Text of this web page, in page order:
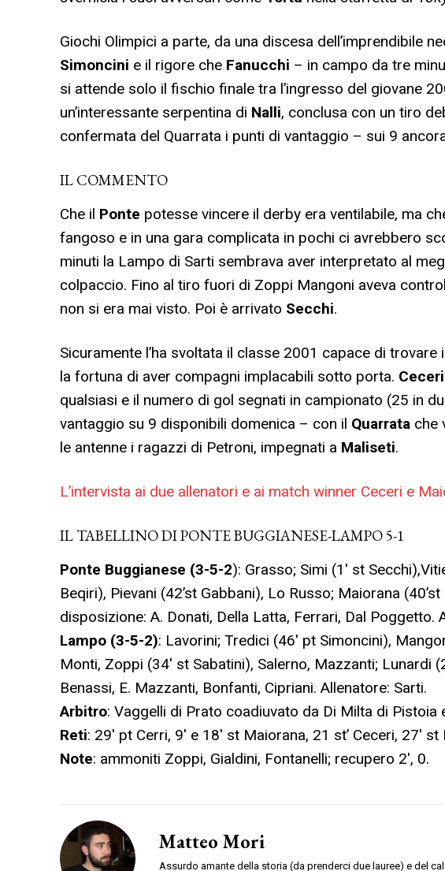
Giochi Olimpici a parte, da una discesa dell’imprendibile
Simoncini e il rigore che Fanucchi – in campo da tre
si attende solo il fischio finale tra l’ingresso del giovane
un’interessante serpentina di Nalli, conclusa con un tiro
confermata del Quarrata i punti di vantaggio – sui 9
IL COMMENTO
Che il Ponte potesse vincere il derby era ventilabile, ma
fangoso e in una gara complicata in pochi ci avrebbero
minuti la Lampo di Sarti sembrava aver interpretato al
colpaccio. Fino al tiro fuori di Zoppi Mangoni aveva
non si era mai visto. Poi è arrivato Secchi.
Sicuramente l’ha svoltata il classe 2001 capace di
la fortuna di aver compagni implacabili sotto porta. Ceceri
qualsiasi e il numero di gol segnati in campionato (25 in
vantaggio su 9 disponibili domenica – con il Quarrata che
le antenne i ragazzi di Petroni, impegnati a Maliseti.
L’intervista ai due allenatori e ai match winner Ceceri e
IL TABELLINO DI PONTE BUGGIANESE-LAMPO 5-1
Ponte Buggianese (3-5-2): Grasso; Simi (1′ st
Beqiri), Pievani (42’st Gabbani), Lo Russo; Maiorana
disposizione: A. Donati, Della Latta, Ferrari, Dal Poggetto.
Lampo (3-5-2): Lavorini; Tredici (46′ pt Simoncini),
Monti, Zoppi (34′ st Sabatini), Salerno, Mazzanti; Lunardi
Benassi, E. Mazzanti, Bonfanti, Cipriani. Allenatore: Sarti.
Arbitro: Vaggelli di Prato coadiuvato da Di Milta di Pistoia
Reti: 29′ pt Cerri, 9′ e 18′ st Maiorana, 21 st’ Ceceri, 27′
Note: ammoniti Zoppi, Gialdini, Fontanelli; recupero 2′, 0.
Matteo Mori
Assurdo amante della storia (da prenderci due lauree) e del